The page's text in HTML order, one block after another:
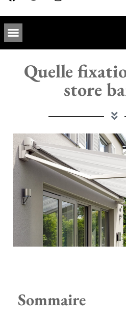
Quelle
store
Sommaire